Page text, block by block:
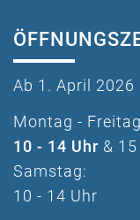
Ab 1. April 2026
Montag -
10 - 14 Uhr &
Samstag:
10 - 14 Uhr